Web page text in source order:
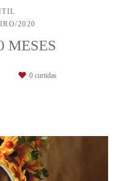
2020
MESES
0 curtidas